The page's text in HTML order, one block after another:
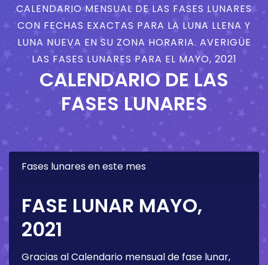
CALENDARIO MENSUAL DE LAS FASES LUNARES
CON FECHAS EXACTAS PARA LA LUNA LLENA Y
LUNA NUEVA EN SU ZONA HORARIA. AVERIGÜE
LAS FASES LUNARES PARA EL MAYO, 2021
CALENDARIO DE LAS
FASES LUNARES
Fases lunares en este mes
FASE LUNAR MAYO,
2021
Gracias al Calendario mensual de fase lunar,